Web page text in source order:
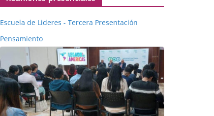
Escuela de Lideres - Tercera Presentación
Pensamiento